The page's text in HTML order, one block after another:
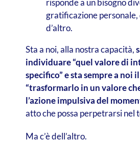
risponde a un bisogno
gratificazione
d’altro.
Sta a noi, alla nostra capacità,
individuare “quel valore di
specifico” e sta sempre a noi
“trasformarlo in un valore
l’azione impulsiva del
atto che possa perpetrarsi nel
Ma c’è dell’altro.